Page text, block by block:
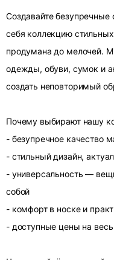
Создавайте
себя коллекцию
продумана до мелочей.
одежды, обуви, сумок и
создать неповторимый
Почему выбирают нашу
- безупречное качество
- стильный дизайн,
- универсальность —
собой
- комфорт в носке и
- доступные цены на